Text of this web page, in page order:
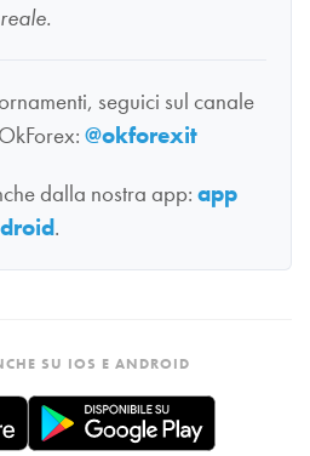
seguici sul canale
@okforexit
dalla nostra app: app
.
SU IOS E ANDROID